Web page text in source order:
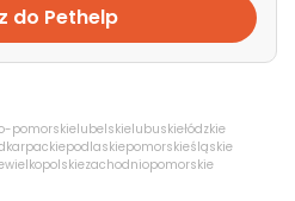
do Pethelp
pomorskielubelskielubuskiełódzkie
podlaskiepomorskieśląskie
wielkopolskiezachodniopomorskie